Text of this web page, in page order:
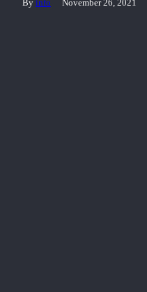
By info November 26, 2021